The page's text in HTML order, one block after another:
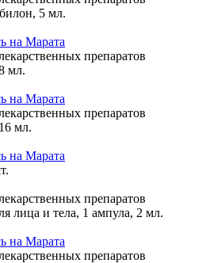
5 мл.
на Марата
препаратов
мл.
на Марата
препаратов
мл.
на Марата
препаратов
лица и тела, 1 ампула, 2 мл.
на Марата
препаратов